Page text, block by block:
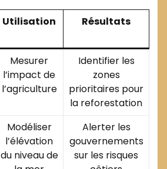
Utilisation Résultats
Mesurer
l’impact de
l’agriculture
Identifier les
zones
prioritaires pour
la reforestation
Modéliser
l’élévation
du niveau de
Alerter les
gouvernements
sur les risques